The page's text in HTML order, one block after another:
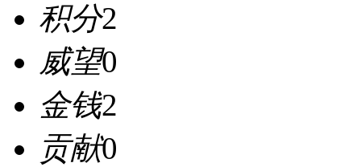
积分2
威望0
金钱2
贡献0